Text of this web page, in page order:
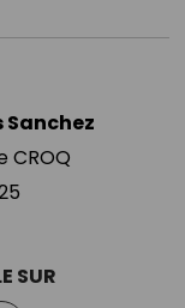
Sanchez
CROQ
SUR